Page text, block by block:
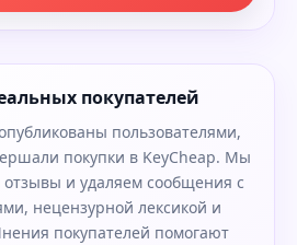
покупателей
пользователями,
покупки в KeyCheap. Мы
и удаляем сообщения с
нецензурной лексикой и
покупателей помогают